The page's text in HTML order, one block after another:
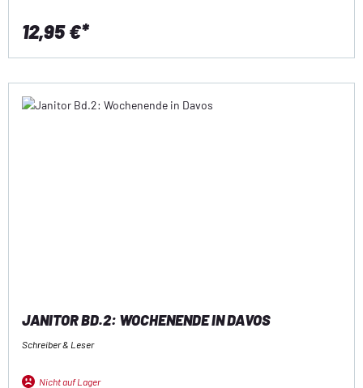
12,95 €*
JANITOR BD.2: WOCHENENDE IN DAVOS
Schreiber & Leser
Nicht auf Lager